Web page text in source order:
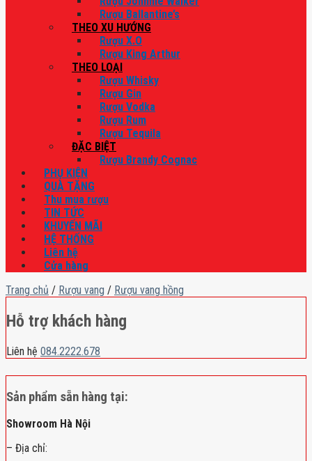
Rượu Ballantine’s
THEO XU HƯỚNG
Rượu X.O
Rượu King Arthur
THEO LOẠI
Rượu Whisky
Rượu Gin
Rượu Vodka
Rượu Rum
Rượu Tequila
ĐẶC BIỆT
Rượu Brandy Cognac
PHỤ KIỆN
QUÀ TẶNG
Thu mua rượu
TIN TỨC
KHUYẾN MÃI
HỆ THỐNG
Liên hệ
Cửa hàng
Trang chủ / Rượu vang / Rượu vang hồng
Hỗ trợ khách hàng
Liên hệ 084.2222.678
Sản phẩm sẵn hàng tại:
Showroom Hà Nội
– Địa chỉ: